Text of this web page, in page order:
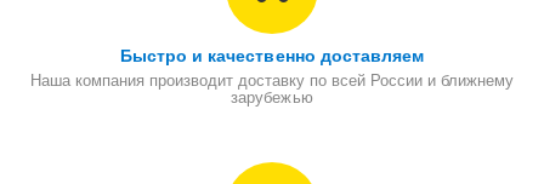
Быстро и качественно доставляем
Наша компания производит доставку по всей России и ближнему
зарубежью